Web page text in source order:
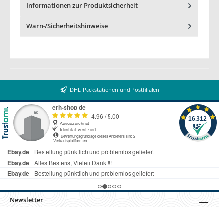
Informationen zur Produktsicherheit
Warn-/Sicherheitshinweise
DHL-Packstationen und Postfilialen
Newsletter